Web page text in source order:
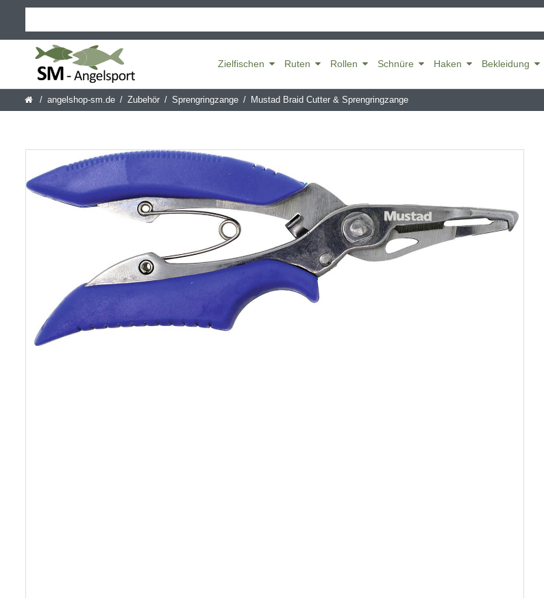
Zielfischen Ruten Rollen Schnüre Haken Bekleidung
angelshop-sm.de Zubehör Sprengringzange Mustad Braid Cutter & Sprengringzange